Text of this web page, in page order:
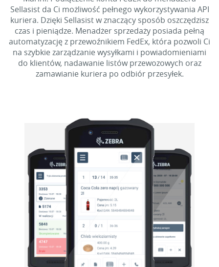
Sellasist da Ci możliwość pełnego wykorzystywania API
kuriera. Dzięki Sellasist w znaczący sposób oszczędzisz
czas i pieniądze. Menadżer sprzedaży posiada pełną
automatyzację z przewoźnikiem FedEx, która pozwoli Ci
na szybkie zarządzanie wysyłkami i powiadomieniami
do klientów, nadawanie listów przewozowych oraz
zamawianie kuriera po odbiór przesyłek.